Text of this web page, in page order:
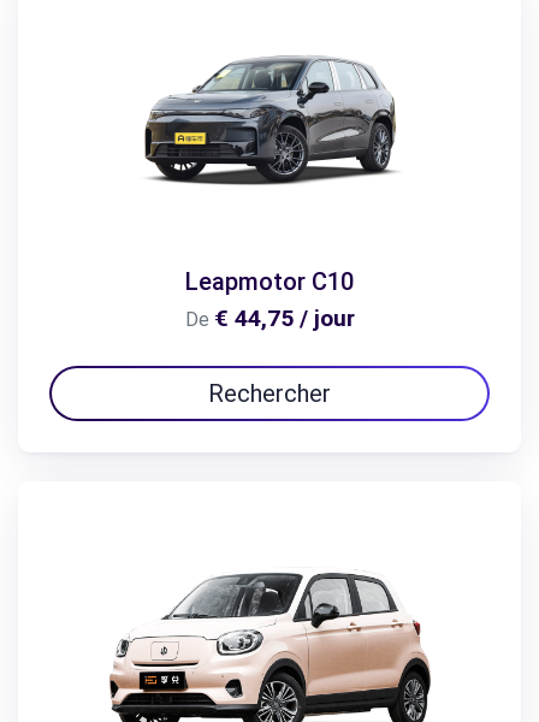
Leapmotor C10
De € 44,75 / jour
Rechercher